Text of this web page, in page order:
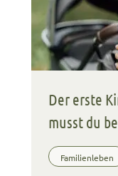
Der erste
musst du
Familienleben